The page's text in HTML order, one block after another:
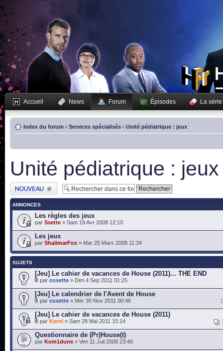
Accueil News Forum Épisodes La série
Index du forum ‹ Services spécialisés ‹ Unité pédiatrique : jeux
Unité pédiatrique : jeux
Publier un nouveau
sujet
ANNONCES
Les règles des jeux
par Ssette » Sam 19 Avr 2008 12:10
Les jeux
par ShalimarFox » Mar 25 Mars 2008 11:34
SUJETS
[Jeu] Le cahier de vacances de House (2011)... THE END
par cosette » Dim 4 Sep 2011 01:25
[Jeu] Le calendrier de l'Avent de House
par cosette » Mer 30 Nov 2011 00:46
[Jeu] Le cahier de vacances de House (2011)
par Kerni » Sam 28 Mai 2011 15:14
Questionnaire de (Pr)House(t)
par Kom1dune » Ven 11 Juil 2008 23:40